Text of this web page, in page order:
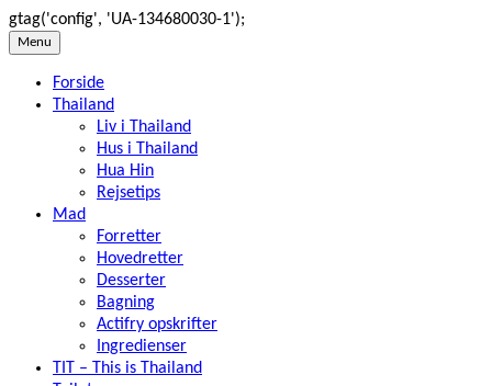
gtag('config', 'UA-134680030-1');
Skip
content
Menu
Forside
Thailand
Liv i Thailand
Hus i Thailand
Hua Hin
Rejsetips
Mad
Forretter
Hovedretter
Desserter
Bagning
Actifry opskrifter
Ingredienser
TIT – This is Thailand